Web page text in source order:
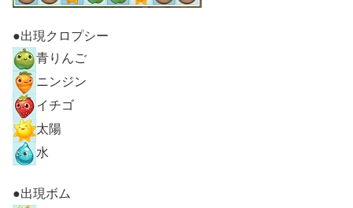
●出現クロプシー
青りんご
ニンジン
イチゴ
太陽
水
●出現ボム